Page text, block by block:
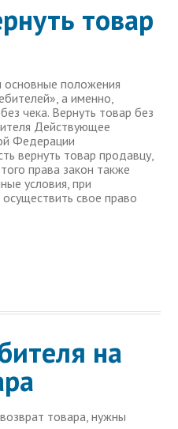
товар
основные положения
а именно,
чека. Вернуть товар без
Действующее
Федерации
вернуть товар продавцу,
права закон также
условия, при
свое право
на
товара, нужны